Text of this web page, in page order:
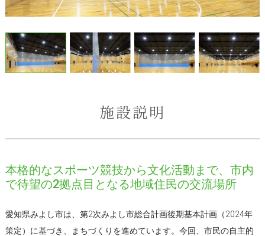
施設説明
本格的なスポーツ競技から文化活動まで、市内
で待望の2拠点目となる地域住民の交流場所
愛知県みよし市は、第2次みよし市総合計画後期基本計画（2024年
策定）に基づき、まちづくりを進めています。今回、市民の自主的